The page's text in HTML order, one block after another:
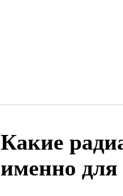
Какие
именно